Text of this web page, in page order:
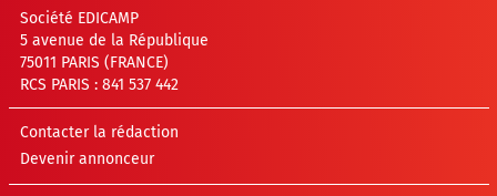
Société EDICAMP
5 avenue de la République
75011 PARIS (FRANCE)
RCS PARIS : 841 537 442
Contacter la rédaction
Devenir annonceur